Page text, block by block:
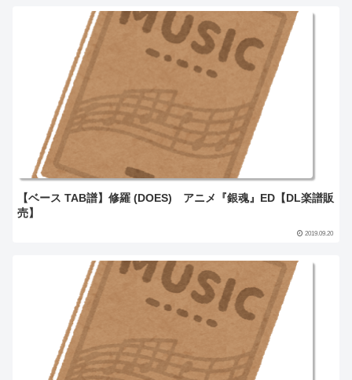
【ベース TAB譜】修羅 (DOES) アニメ『銀魂』ED【DL楽譜販
売】
2019.09.20